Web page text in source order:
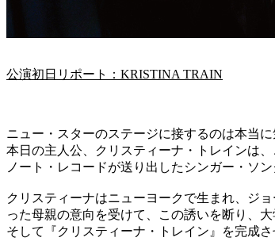
公演初日リポート：KRISTINA TRAIN
ニュー・スターのステージに接するのは本当に
本日の主人公、クリスティーナ・トレインは
ノート・レコードが送り出したシンガー・ソン
クリスティーナはニューヨークで生まれ、ジ
った母親の意向を受けて、この誘いを断り、
そして『クリスティーナ・トレイン』を完成さ